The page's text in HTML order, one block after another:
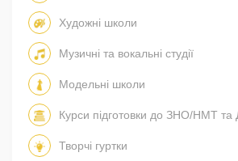
Художні школи
Музичні та вокальні студії
Модельні школи
Курси підготовки до ЗНО/НМТ
Творчі гуртки